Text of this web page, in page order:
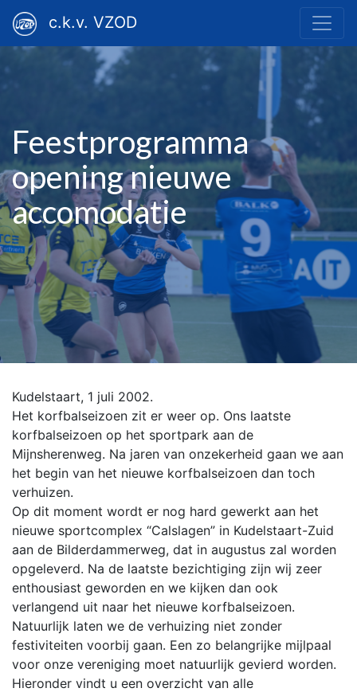
c.k.v. VZOD
Feestprogramma
opening nieuwe
accomodatie
Kudelstaart, 1 juli 2002.
Het korfbalseizoen zit er weer op. Ons laatste
korfbalseizoen op het sportpark aan de
Mijnsherenweg. Na jaren van onzekerheid gaan we aan
het begin van het nieuwe korfbalseizoen dan toch
verhuizen.
Op dit moment wordt er nog hard gewerkt aan het
nieuwe sportcomplex “Calslagen” in Kudelstaart-Zuid
aan de Bilderdammerweg, dat in augustus zal worden
opgeleverd. Na de laatste bezichtiging zijn wij zeer
enthousiast geworden en we kijken dan ook
verlangend uit naar het nieuwe korfbalseizoen.
Natuurlijk laten we de verhuizing niet zonder
festiviteiten voorbij gaan. Een zo belangrijke mijlpaal
voor onze vereniging moet natuurlijk gevierd worden.
Hieronder vindt u een overzicht van alle